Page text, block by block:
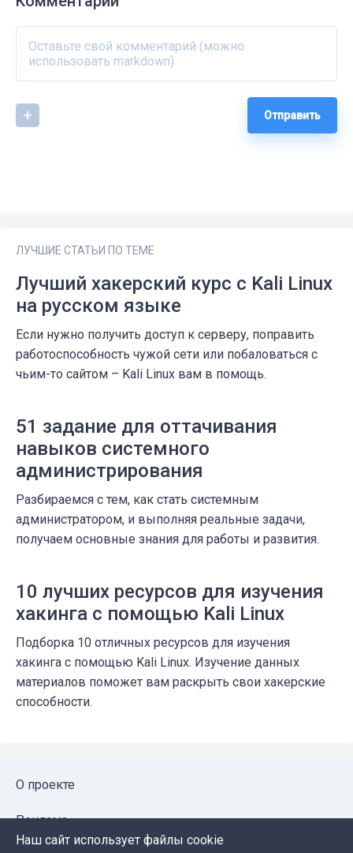
Отправить
ЛУЧШИЕ СТАТЬИ ПО ТЕМЕ
Лучший хакерский курс с Kali Linux
на русском языке
Если нужно получить доступ к серверу, поправить
работоспособность чужой сети или побаловаться с
чьим-то сайтом – Kali Linux вам в помощь.
51 задание для оттачивания
навыков системного
администрирования
Разбираемся с тем, как стать системным
администратором, и выполняя реальные задачи,
получаем основные знания для работы и развития.
10 лучших ресурсов для изучения
хакинга с помощью Kali Linux
Подборка 10 отличных ресурсов для изучения
хакинга с помощью Kali Linux. Изучение данных
материалов поможет вам раскрыть свои хакерские
способности.
О проекте
Реклама
Наш сайт использует файлы cookie